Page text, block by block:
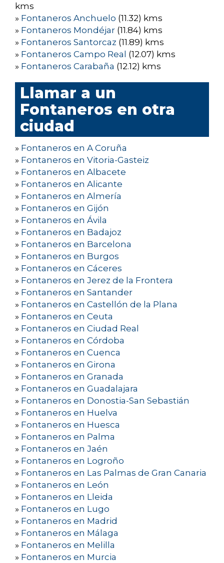
kms
» Fontaneros Anchuelo (11.32) kms
» Fontaneros Mondéjar (11.84) kms
» Fontaneros Santorcaz (11.89) kms
» Fontaneros Campo Real (12.07) kms
» Fontaneros Carabaña (12.12) kms
Llamar a un
Fontaneros en otra
ciudad
» Fontaneros en A Coruña
» Fontaneros en Vitoria-Gasteiz
» Fontaneros en Albacete
» Fontaneros en Alicante
» Fontaneros en Almería
» Fontaneros en Gijón
» Fontaneros en Ávila
» Fontaneros en Badajoz
» Fontaneros en Barcelona
» Fontaneros en Burgos
» Fontaneros en Cáceres
» Fontaneros en Jerez de la Frontera
» Fontaneros en Santander
» Fontaneros en Castellón de la Plana
» Fontaneros en Ceuta
» Fontaneros en Ciudad Real
» Fontaneros en Córdoba
» Fontaneros en Cuenca
» Fontaneros en Girona
» Fontaneros en Granada
» Fontaneros en Guadalajara
» Fontaneros en Donostia-San Sebastián
» Fontaneros en Huelva
» Fontaneros en Huesca
» Fontaneros en Palma
» Fontaneros en Jaén
» Fontaneros en Logroño
» Fontaneros en Las Palmas de Gran Canaria
» Fontaneros en León
» Fontaneros en Lleida
» Fontaneros en Lugo
» Fontaneros en Madrid
» Fontaneros en Málaga
» Fontaneros en Melilla
» Fontaneros en Murcia